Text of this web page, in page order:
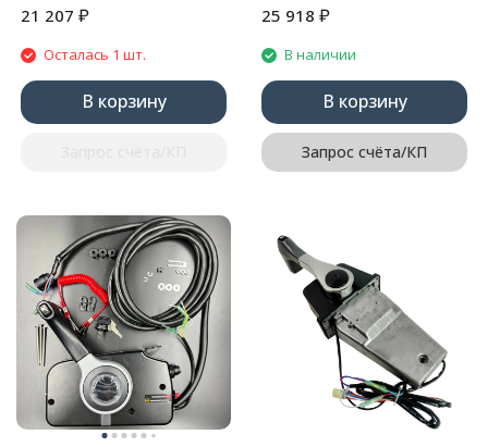
21 207 ₽
Осталась 1 шт.
В корзину
25 918 ₽
В наличии
В корзину
Запрос счёта/КП